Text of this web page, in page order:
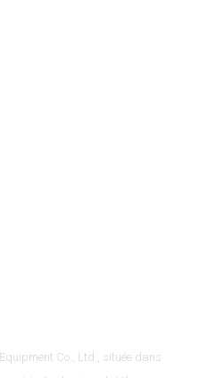
Co., Ltd., située dans